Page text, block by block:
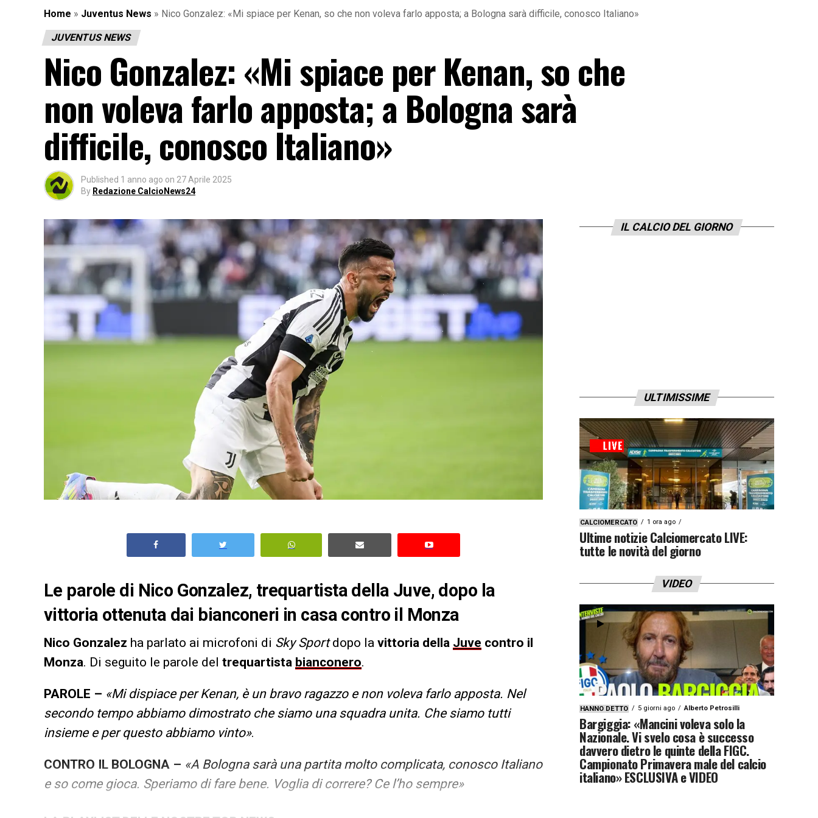
Home » Juventus News » Nico Gonzalez: «Mi spiace per Kenan, so che non voleva farlo apposta; a Bologna sarà difficile, conosco Italiano»
JUVENTUS NEWS
Nico Gonzalez: «Mi spiace per Kenan, so che
non voleva farlo apposta; a Bologna sarà
difficile, conosco Italiano»
Published 1 anno ago on 27 Aprile 2025
By Redazione CalcioNews24
Le parole di Nico Gonzalez, trequartista della Juve, dopo la
vittoria ottenuta dai bianconeri in casa contro il Monza
Nico Gonzalez ha parlato ai microfoni di Sky Sportdopo la vittoria della Juve contro il
Monza. Di seguito le parole del trequartista bianconero.
PAROLE – «Mi dispiace per Kenan, è un bravo ragazzo e non voleva farlo apposta. Nel
secondo tempo abbiamo dimostrato che siamo una squadra unita. Che siamo tutti
insieme e per questo abbiamo vinto».
CONTRO IL BOLOGNA – «A Bologna sarà una partita molto complicata, conosco Italiano
e so come gioca. Speriamo di fare bene. Voglia di correre? Ce l’ho sempre»
IL CALCIO DEL GIORNO
ULTIMISSIME
CALCIOMERCATO 1 ora ago
Ultime notizie Calciomercato LIVE:
tutte le novità del giorno
VIDEO
HANNO DETTO 5 giorni ago Alberto Petrosilli
Bargiggia: «Mancini voleva solo la
Nazionale. Vi svelo cosa è successo
davvero dietro le quinte della FIGC.
Campionato Primavera male del calcio
italiano» ESCLUSIVA e VIDEO